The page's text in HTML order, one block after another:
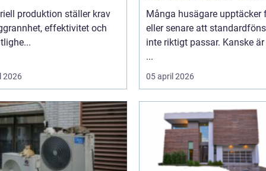
produktion ställer krav
effektivitet och
2026
Många husägare upptäcker
eller senare att
inte riktigt passar. Kanske
...
05 april 2026